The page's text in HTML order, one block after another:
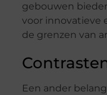
gebouwen
voor innovatieve
de grenzen van
Een ander